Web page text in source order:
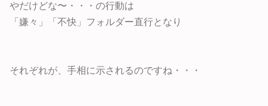
やだけどな〜・・・の行動は
「嫌々」「不快」フォルダー直行となり
それぞれが、手相に示されるのですね・・・